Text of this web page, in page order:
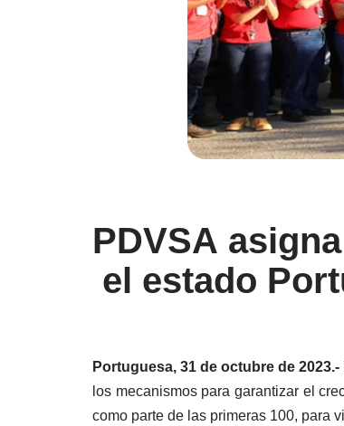
PDVSA
el estado
Portuguesa, 31 de octubre de 2023.-
los mecanismos para garantizar el
como parte de las primeras 100, para